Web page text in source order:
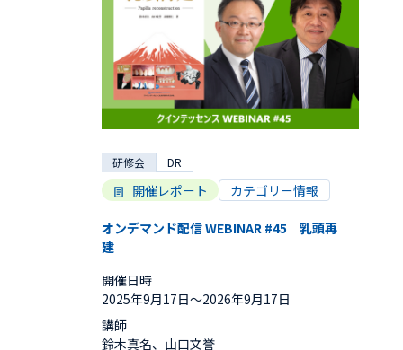
研修会 DR
開催レポート カテゴリー情報
オンデマンド配信 WEBINAR #45 乳頭再
建
開催日時
2025年9月17日〜2026年9月17日
講師
鈴木真名、山口文誉